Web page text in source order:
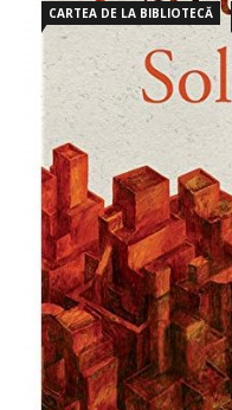
CARTEA DE LA BIBLIOTECĂ